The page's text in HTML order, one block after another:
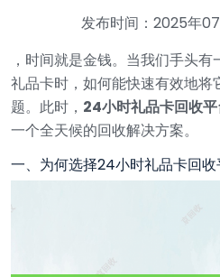
发布时间：2025年
，时间就是金钱。当我们手头
礼品卡时，如何能快速有效地将
题。此时， 24小时礼品卡回收平
一个全天候的回收解决方案。
一、为何选择24小时礼品卡回收